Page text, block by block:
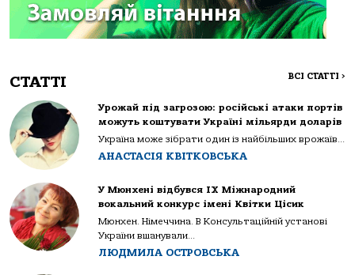
СТАТТІ ВСІ СТАТТІ >
Урожай під загрозою: російські атаки портів
можуть коштувати Україні мільярди доларів
Україна може зібрати один із найбільших врожаїв...
АНАСТАСІЯ КВІТКОВСЬКА
У Мюнхені відбувся IX Міжнародний
вокальний конкурс імені Квітки Цісик
Мюнхен. Німеччина. В Консультаційній установі
України вшанували...
ЛЮДМИЛА ОСТРОВСЬКА